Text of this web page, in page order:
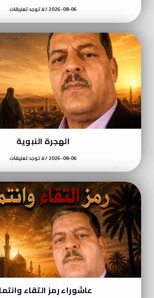
2026-08-06 لا توجد تعليقات
الهجرة النبوية
2026-08-06 لا توجد تعليقات
عاشوراء رمز التقاء وانتماء